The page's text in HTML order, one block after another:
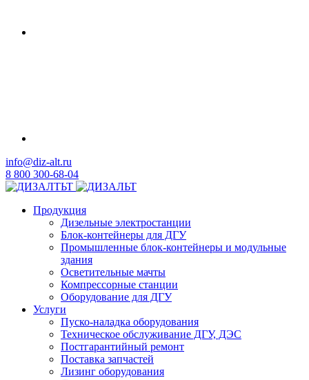
info@diz-alt.ru
8 800 300-68-04
Продукция
Дизельные электростанции
Блок-контейнеры для ДГУ
Промышленные блок-контейнеры и модульные
здания
Осветительные мачты
Компрессорные станции
Оборудование для ДГУ
Услуги
Пуско-наладка оборудования
Техническое обслуживание ДГУ, ДЭС
Постгарантийный ремонт
Поставка запчастей
Лизинг оборудования